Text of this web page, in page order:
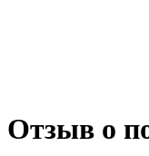
Отзыв о